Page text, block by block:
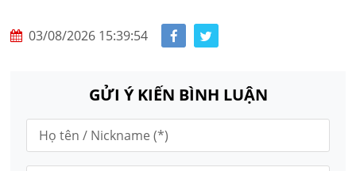
03/08/2026 15:39:54
GỬI Ý KIẾN BÌNH LUẬN